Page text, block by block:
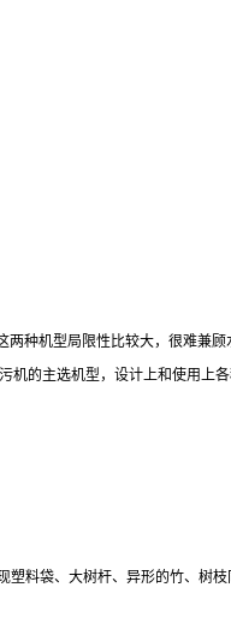
种机型局限性比较大，很难兼
的主选机型，设计上和使用上各
料袋、大树杆、异形的竹、树枝